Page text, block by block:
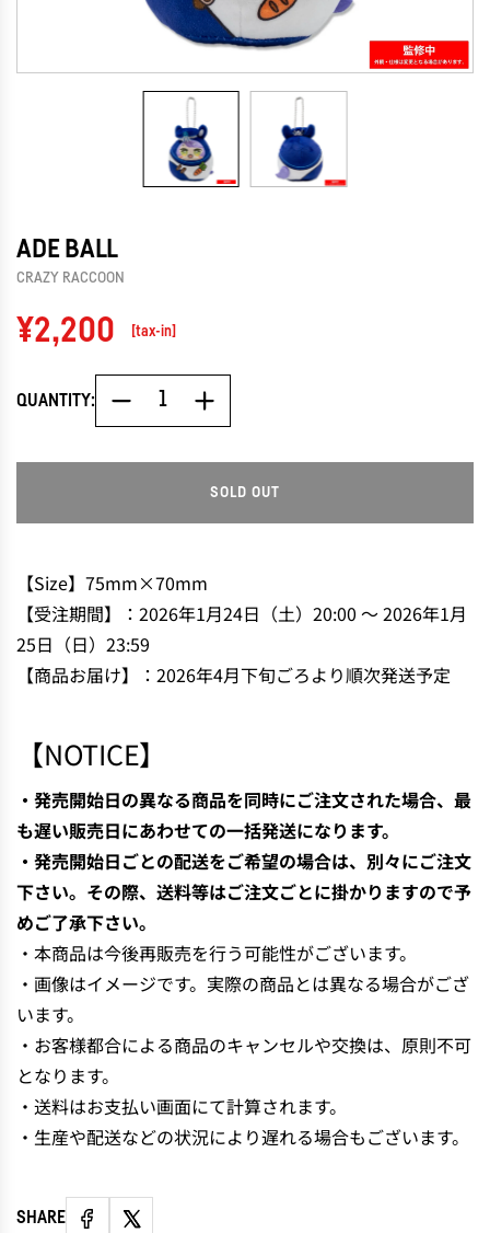
ADE BALL
CRAZY RACCOON
Regular
price
¥2,200 [tax-in]
QUANTITY:
SOLD OUT
O
N
.
【Size】75mm×70mm
【受注期間】：2026年1月24日（土）20:00 〜 2026年1月
25日（日）23:59
【商品お届け】：2026年4月下旬ごろより順次発送予定
【NOTICE】
・発売開始日の異なる商品を同時にご注文された場合、最
も遅い販売日にあわせての一括発送になります。
・発売開始日ごとの配送をご希望の場合は、別々にご注文
下さい。その際、送料等はご注文ごとに掛かりますので予
めご了承下さい。
・ 本商品は今後再販売を行う可能性がございます。
・画像はイメージです。実際の商品とは異なる場合がござ
います。
・お客様都合による商品のキャンセルや交換は、原則不可
となります。
・送料はお支払い画面にて計算されます。
・生産や配送などの状況により遅れる場合もございます。
SHARE